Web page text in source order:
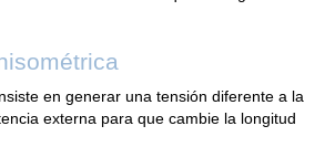
en generar una tensión diferente a la
externa para que cambie la longitud